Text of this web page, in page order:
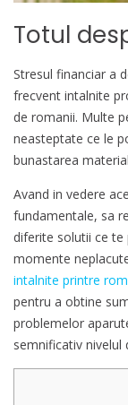
Totul
Stresul financiar a
frecvent intalnite
de romanii. Multe
neasteptate ce le
bunastarea
Avand in vedere
fundamentale, sa
diferite solutii ce
momente
intalnite printre
pentru a obtine
problemelor
semnificativ nivelul